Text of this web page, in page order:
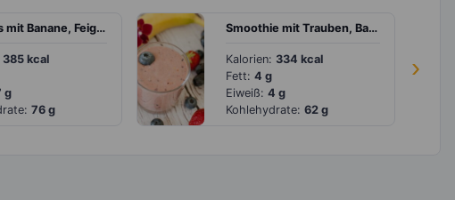
›
Milchreis mit Banane, Feige und Chiasamen
385 kcal
g
76 g
Smoothie mit Trauben, Banane und Beeren
Kalorien: 334 kcal
Fett: 4 g
Eiweiß: 4 g
Kohlehydrate: 62 g